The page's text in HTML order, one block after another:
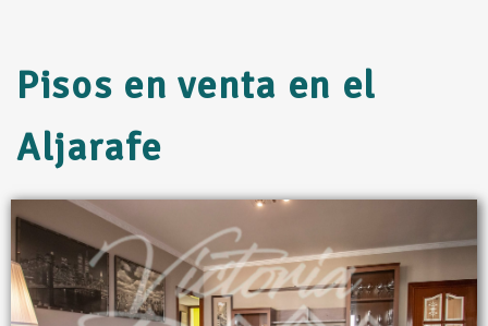
Pisos en venta en el
Aljarafe